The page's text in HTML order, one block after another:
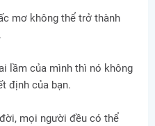
mơ không thể trở thành
lầm của mình thì nó không
định của bạn.
mọi người đều có thể